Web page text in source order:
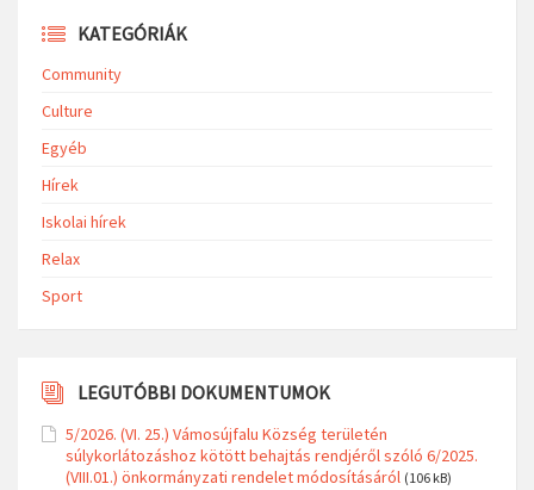
KATEGÓRIÁK
Community
Culture
Egyéb
Hírek
Iskolai hírek
Relax
Sport
LEGUTÓBBI DOKUMENTUMOK
5/2026. (VI. 25.) Vámosújfalu Község területén
súlykorlátozáshoz kötött behajtás rendjéről szóló 6/2025.
(VIII.01.) önkormányzati rendelet módosításáról (106 kB)